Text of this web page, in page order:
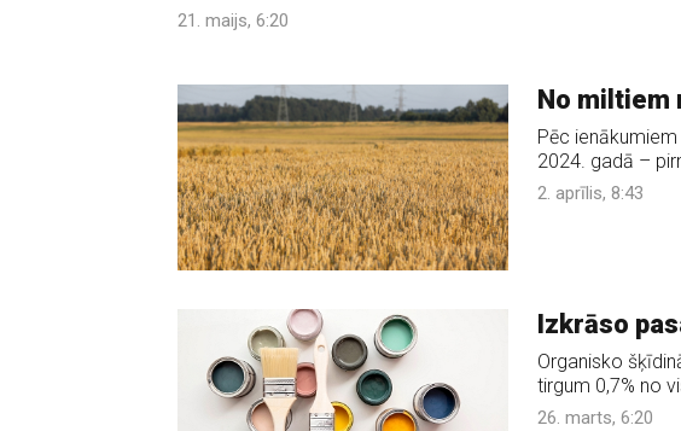
21. maijs, 6:20
No miltiem
Pēc
2024. gadā –
2. aprīlis, 8:43
Izkrāso
Organisko
tirgum 0,7% no
26. marts, 6:20